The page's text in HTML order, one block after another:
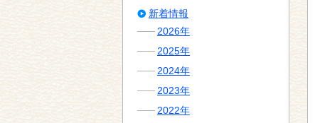
新着情報
2026年
2025年
2024年
2023年
2022年